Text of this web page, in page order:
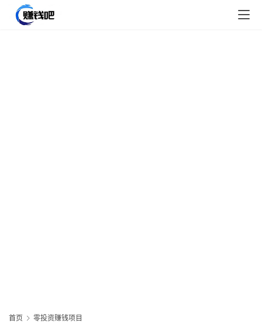
首页 零投资赚钱项目